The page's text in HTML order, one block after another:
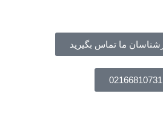
ما تماس بگیرید
02166810731